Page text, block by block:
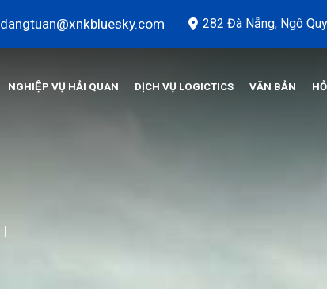
dangtuan@xnkbluesky.com 282 Đà Nẵng, Ngô
NGHIỆP VỤ HẢI QUAN DỊCH VỤ LOGICTICS VĂN BẢN
|